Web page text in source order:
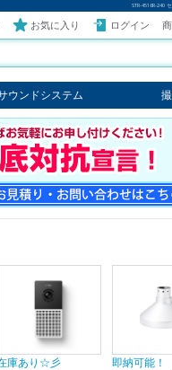
STR-4516R-240
お気に入り ログイン
ウンドシステム
器
ーディオ
ル ビデオラ
クールラ
LEDライト
スタンド
写真関連
スタジオ
オプション
庫あり☆彡
即納可能！